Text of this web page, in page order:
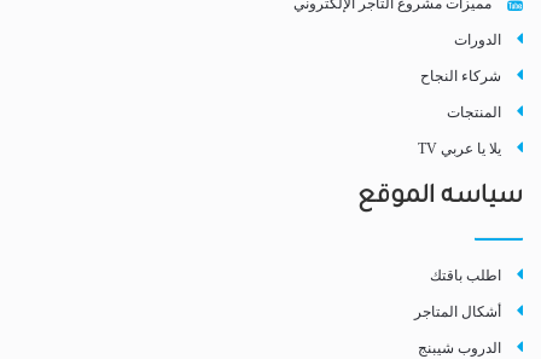
مميزات مشروع التاجر الإلكتروني
الدورات
شركاء النجاح
المنتجات
يلا يا عربي TV
سياسه الموقع
اطلب باقتك
أشكال المتاجر
الدروب شيبنج